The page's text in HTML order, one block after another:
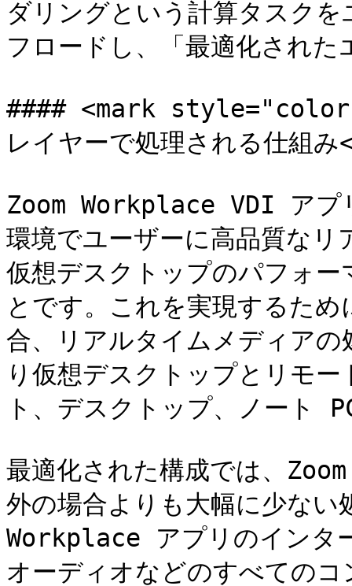
ダリングという計算タスク
フロードし、「最適化され
#### <mark style="color:
レイヤーで処理される仕組
Zoom Workplace VDI アプ
環境でユーザーに高品質な
仮想デスクトップのパフォ
とです。これを実現するた
合、リアルタイムメディア
り仮想デスクトップとリモ
ト、デスクトップ、ノート
最適化された構成では、
外の場合よりも大幅に少ない
Workplace アプリのインタ
オーディオなどのすべての